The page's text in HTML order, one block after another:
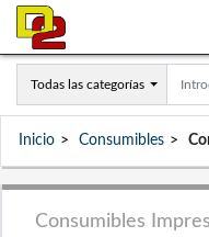
Todas las categorías
Inicio Consumibles
Consumibles